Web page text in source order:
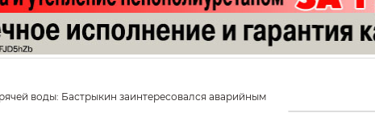
воды: Бастрыкин заинтересовался аварийным